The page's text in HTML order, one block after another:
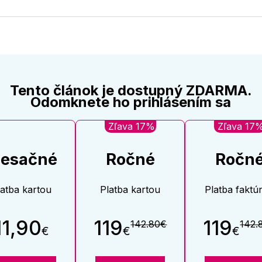
Twitter
Tento článok je dostupný ZDARMA.
Odomknete ho prihlásením sa
kartou
€
Zľava 17%
Ročné
Platba kartou
119€142.80€
Zľava
Platba
119€